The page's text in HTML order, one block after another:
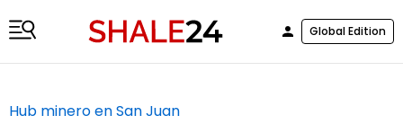
Global Edition
Hub minero en San Juan